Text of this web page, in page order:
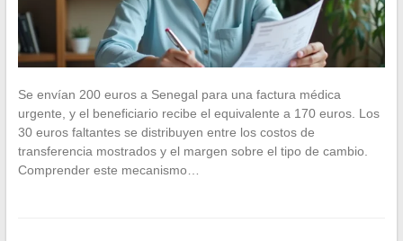
Se envían 200 euros a Senegal para una factura médica
urgente, y el beneficiario recibe el equivalente a 170 euros. Los
30 euros faltantes se distribuyen entre los costos de
transferencia mostrados y el margen sobre el tipo de cambio.
Comprender este mecanismo…